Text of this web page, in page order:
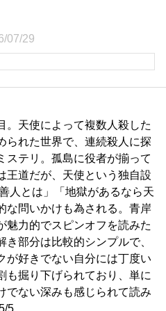
07/29
。天使によって複数人殺した
られた世界で、連続殺人に探
ステリ。孤島に役者が揃って
道だが、天使という独自設
人とは」「地獄があるなら天
な問いかけも為される。青岸
魅力的でスピンオフを読みた
き部分は比較的シンプルで、
が好きでない自分には丁度い
も掘り下げられており、単に
でない深みも感じられて読み
5